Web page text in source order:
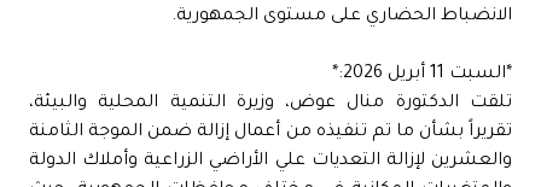
الانضباط الحضاري على مستوى الجمهورية.
*السبت 11 أبريل 2026:*
تلقت الدكتورة منال عوض، وزيرة التنمية المحلية والبيئة،
تقريراً بشأن ما تم تنفيذه من أعمال إزالة ضمن الموجة الثامنة
والعشرين لإزالة التعديات علي الأراضي الزراعية وأملاك الدولة